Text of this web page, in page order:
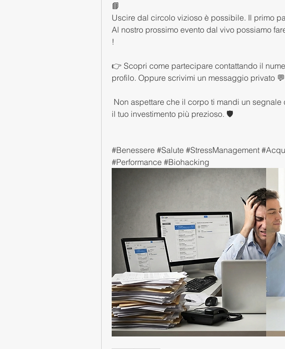
📘
Uscire dal circolo vizioso è possibile. Il primo
Al nostro prossimo evento dal vivo possiamo
!
👉 Scopri come partecipare contattando il
profilo. Oppure scrivimi un messaggio privato 💬
il tuo investimento più prezioso. 🛡️
#Benessere #Salute #StressManagement
#Performance #Biohacking